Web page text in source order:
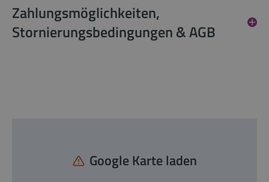
Zahlungsmöglichkeiten,
Stornierungsbedingungen & AGB
Google Karte laden